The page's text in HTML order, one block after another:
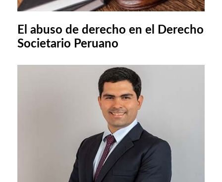
El abuso de derecho en el Derecho
Societario Peruano